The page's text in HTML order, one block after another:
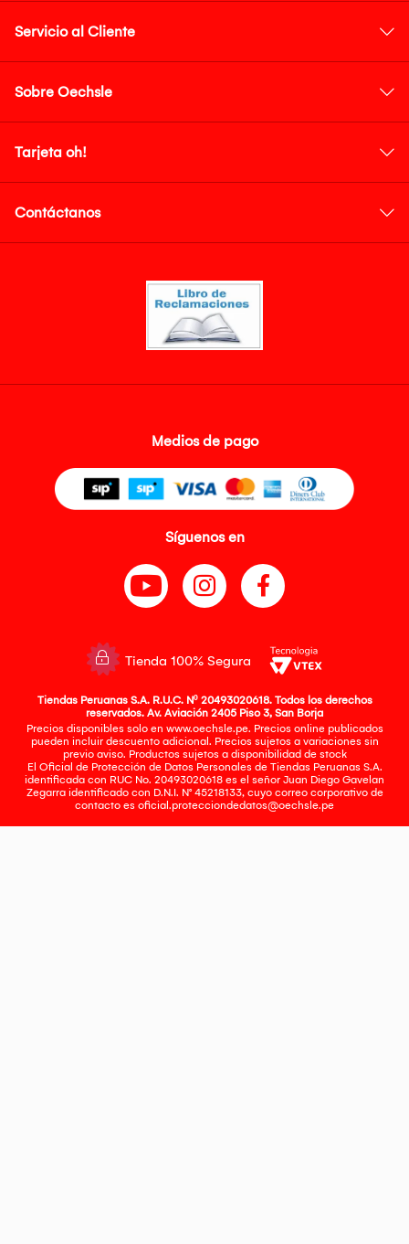
Servicio al Cliente
Sobre Oechsle
Tarjeta oh!
Contáctanos
Medios de pago
Síguenos en
Tienda 100% Segura
Tiendas Peruanas S.A. R.U.C. Nº 20493020618. Todos los derechos
reservados. Av. Aviación 2405 Piso 3, San Borja
Precios disponibles solo en www.oechsle.pe. Precios online publicados
pueden incluir descuento adicional. Precios sujetos a variaciones sin
previo aviso. Productos sujetos a disponibilidad de stock
El Oficial de Protección de Datos Personales de Tiendas Peruanas S.A.
identificada con RUC No. 20493020618 es el señor Juan Diego Gavelan
Zegarra identificado con D.N.I. N° 45218133, cuyo correo corporativo de
contacto es oficial.protecciondedatos@oechsle.pe